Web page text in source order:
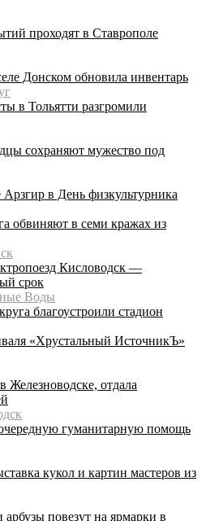
проходят в Ставрополе
Донском обновила инвентарь
в Тольятти разгромили
сохраняют мужество под
в День физкультурника
обвиняют в семи кражах из
Кисловодск —
срок
Воды
благоустроили стадион
«Хрустальный ИсточникЪ»
Железноводске, отдала
гуманитарную помощь
кукол и картин мастеров из
повезут на ярмарки в